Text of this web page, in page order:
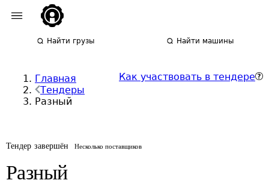
Найти грузы Найти машины
Главная
Тендеры
Разный
Как участвовать в тендере
Тендер завершён Несколько поставщиков
Разный